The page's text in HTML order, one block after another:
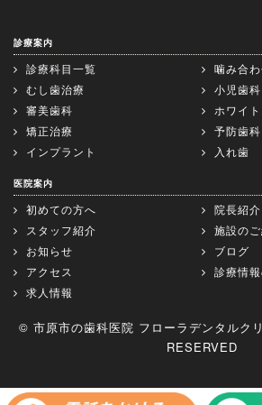
診療案内
診療科目一覧
噛み合
むし歯治療
小児歯科
審美歯科
ホワイ
矯正治療
予防歯
インプラント
入れ歯
医院案内
初めての方へ
院長紹介
スタッフ紹介
施設の
お知らせ
ブログ
アクセス
診療情
求人情報
© 市原市の歯科医院 フローラデンタルク
RESERVED